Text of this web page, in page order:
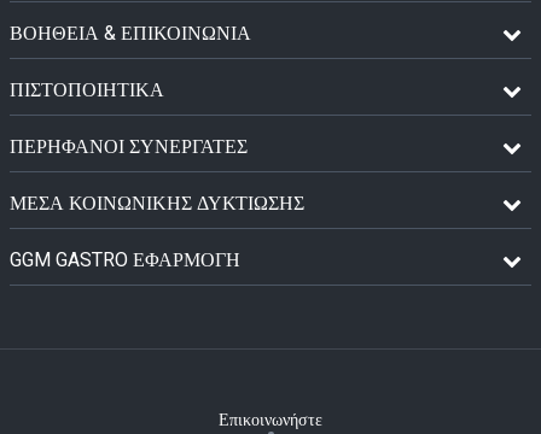
ΒΟΗΘΕΙΑ & ΕΠΙΚΟΙΝΩΝΙΑ
ΠΙΣΤΟΠΟΙΗΤΙΚΆ
ΠΕΡΉΦΑΝΟΙ ΣΥΝΕΡΓΆΤΕΣ
ΜΈΣΑ ΚΟΙΝΩΝΙΚΉΣ ΔΥΚΤΊΩΣΗΣ
GGM GASTRO ΕΦΑΡΜΟΓΉ
Επικοινωνήστε